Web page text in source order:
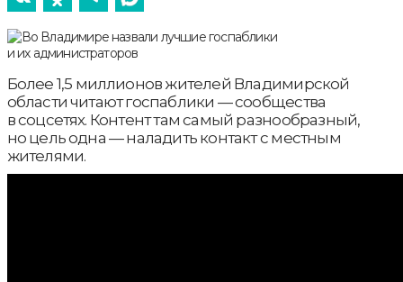
Более 1,5 миллионов жителей Владимирской
области читают госпаблики — сообщества
в соцсетях. Контент там самый разнообразный,
но цель одна — наладить контакт с местным
жителями.